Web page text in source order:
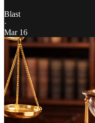
Blast
·
Mar 16